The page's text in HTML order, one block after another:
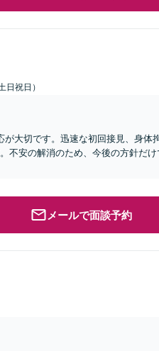
日祝日）
が大切です。迅速な初回接見、身体
不安の解消のため、今後の方針だけ
メールで面談予約